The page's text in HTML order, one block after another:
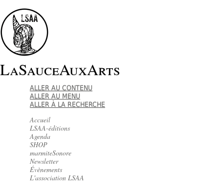
LaSauceAuxArts
ALLER AU CONTENU
ALLER AU MENU
ALLER À LA RECHERCHE
Accueil
LSAA-éditions
Agenda
SHOP
marmiteSonore
Newsletter
Évènements
L'association LSAA